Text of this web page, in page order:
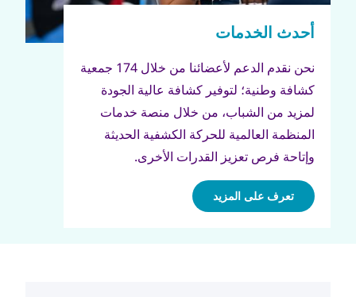
نحن نقدم الدعم لأعضائنا من خلال 174 جمعية
كشافة وطنية؛ لتوفير كشافة عالية الجودة
لمزيد من الشباب، من خلال منصة خدمات
المنظمة العالمية للحركة الكشفية الحديثة
وإتاحة فرص تعزيز القدرات الأخرى.
تعرف على المزيد